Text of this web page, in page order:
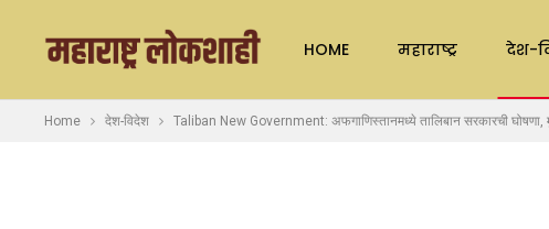
HOME महाराष्ट्र देश-
Home देश-विदेश Taliban New Government: अफगाणिस्तानमध्ये तालिबान सरकारची